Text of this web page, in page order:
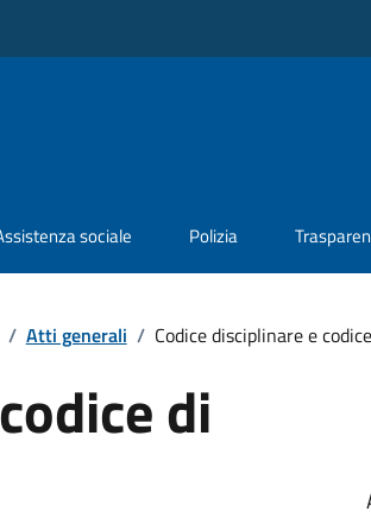
sociale Polizia
/ Atti generali / Codice disciplinare e
di